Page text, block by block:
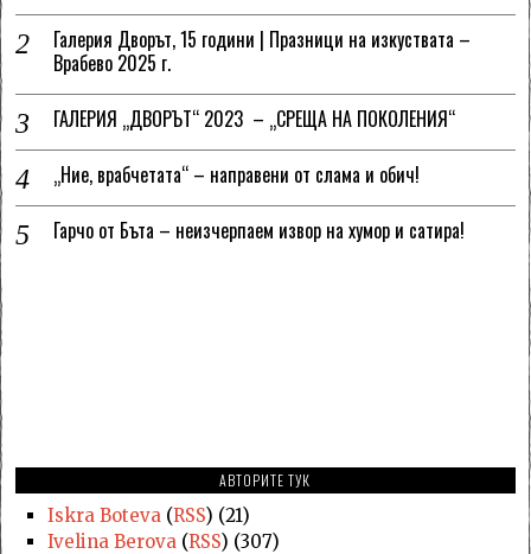
Галерия Дворът, 15 години | Празници на изкуствата –
Врабево 2025 г.
ГАЛЕРИЯ „ДВОРЪТ“ 2023 – „СРЕЩА НА ПОКОЛЕНИЯ“
„Ние, врабчетата“ – направени от слама и обич!
Гарчо от Бъта – неизчерпаем извор на хумор и сатира!
АВТОРИТЕ ТУК
Iskra Boteva (RSS) (21)
Ivelina Berova (RSS) (307)